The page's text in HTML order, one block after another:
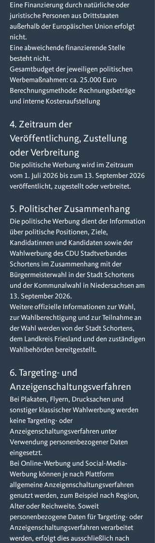
Eine Finanzierung durch natürliche oder
juristische Personen aus Drittstaaten
außerhalb der Europäischen Union erfolgt
nicht.
Eine abweichende finanzierende Stelle
besteht nicht.
Gesamtbudget der jeweiligen politischen
Werbemaßnahmen: ca. 25.000 Euro
Berechnungsmethode: Rechnungsbeträge
und interne Kostenaufstellung
4. Zeitraum der
Veröffentlichung, Zustellung
oder Verbreitung
Die politische Werbung wird im Zeitraum
vom 1. Juli 2026 bis zum 13. September 2026
veröffentlicht, zugestellt oder verbreitet.
5. Politischer Zusammenhang
Die politische Werbung dient der Information
über politische Positionen, Ziele,
Kandidatinnen und Kandidaten sowie der
Wahlwerbung des CDU Stadtverbandes
Schortens im Zusammenhang mit der
Bürgermeisterwahl in der Stadt Schortens
und der Kommunalwahl in Niedersachsen am
13. September 2026.
Weitere offizielle Informationen zur Wahl,
zur Wahlberechtigung und zur Teilnahme an
der Wahl werden von der Stadt Schortens,
dem Landkreis Friesland und den zuständigen
Wahlbehörden bereitgestellt.
6. Targeting- und
Anzeigenschaltungsverfahren
Bei Plakaten, Flyern, Drucksachen und
sonstiger klassischer Wahlwerbung werden
keine Targeting- oder
Anzeigenschaltungsverfahren unter
Verwendung personenbezogener Daten
eingesetzt.
Bei Online-Werbung und Social-Media-
Werbung können je nach Plattform
allgemeine Anzeigenschaltungsverfahren
genutzt werden, zum Beispiel nach Region,
Alter oder Reichweite. Soweit
personenbezogene Daten für Targeting- oder
Anzeigenschaltungsverfahren verarbeitet
werden, erfolgt dies ausschließlich nach